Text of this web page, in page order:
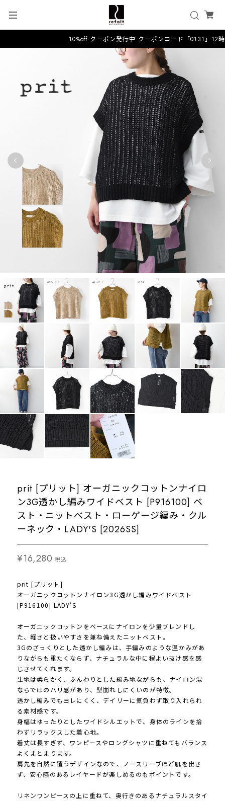
10%off クーポン発行中 クーポンコード「0131」12
prit [プリット] オーガニックコットンナイロ
ン3G透かし編みワイドベスト [P916100] ベ
スト・ニットベスト・ローゲージ編み・クル
ーネック・LADY'S [2026SS]
¥16,280 税込
prit [プリット]
オーガニックコットンナイロン3G透かし編みワイドベスト
[P916100] LADY'S
オーガニックコットンをベースにナイロンを少量ブレンドし
た、軽さと扱いやすさを兼ね備えたニットベスト。
3Gのざっくりとした透かし編みは、手編みのような温かみがあ
りながらも重たくならず、ナチュラルな中に程よい抜け感を感
じさせてくれます。
生地は柔らかく、ふんわりとした編み地ながらも、ナイロン混
ならではのハリ感があり、型崩れしにくいのが特徴。
透かし編みでもヨレにくく、デイリーに気負わず取り入れられ
る素材感です。
身幅はゆったりとしたワイドシルエットで、身体のラインを拾
わずリラックスした着心地。
着丈は長すぎず、ワンピースやロングシャツに重ねてもバランス
よくまとまります。
肩先を自然に覆うデザインなので、ノースリーブほど肌を出さ
ず、安心感のあるレイヤードが楽しめるのもポイントです。
リネンワンピースの上に重ねて、奥行きのあるナチュラルスタイ